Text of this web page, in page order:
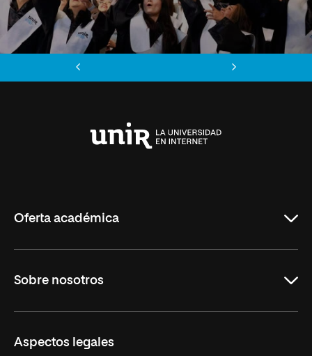
Oferta académica
Formación Continua
Sobre nosotros
Trabaja en UNIR
Aspectos legales